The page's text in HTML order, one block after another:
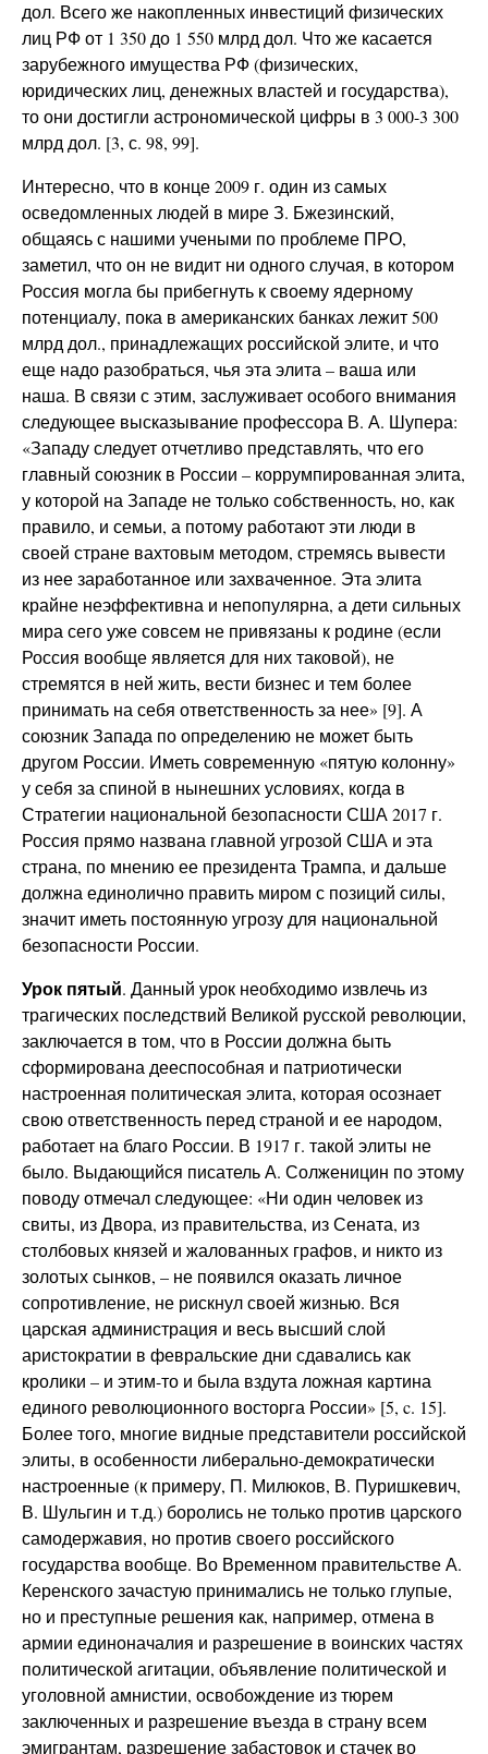
дол. Всего же накопленных инвестиций физических
лиц РФ от 1 350 до 1 550 млрд дол. Что же касается
зарубежного имущества РФ (физических,
юридических лиц, денежных властей и государства),
то они достигли астрономической цифры в 3 000-3 300
млрд дол. [3, с. 98, 99].
Интересно, что в конце 2009 г. один из самых
осведомленных людей в мире З. Бжезинский,
общаясь с нашими учеными по проблеме ПРО,
заметил, что он не видит ни одного случая, в котором
Россия могла бы прибегнуть к своему ядерному
потенциалу, пока в американских банках лежит 500
млрд дол., принадлежащих российской элите, и что
еще надо разобраться, чья эта элита – ваша или
наша. В связи с этим, заслуживает особого внимания
следующее высказывание профессора В. А. Шупера:
«Западу следует отчетливо представлять, что его
главный союзник в России – коррумпированная элита,
у которой на Западе не только собственность, но, как
правило, и семьи, а потому работают эти люди в
своей стране вахтовым методом, стремясь вывести
из нее заработанное или захваченное. Эта элита
крайне неэффективна и непопулярна, а дети сильных
мира сего уже совсем не привязаны к родине (если
Россия вообще является для них таковой), не
стремятся в ней жить, вести бизнес и тем более
принимать на себя ответственность за нее» [9]. А
союзник Запада по определению не может быть
другом России. Иметь современную «пятую колонну»
у себя за спиной в нынешних условиях, когда в
Стратегии национальной безопасности США 2017 г.
Россия прямо названа главной угрозой США и эта
страна, по мнению ее президента Трампа, и дальше
должна единолично править миром с позиций силы,
значит иметь постоянную угрозу для национальной
безопасности России.
Урок пятый. Данный урок необходимо извлечь из
трагических последствий Великой русской революции,
заключается в том, что в России должна быть
сформирована дееспособная и патриотически
настроенная политическая элита, которая осознает
свою ответственность перед страной и ее народом,
работает на благо России. В 1917 г. такой элиты не
было. Выдающийся писатель А. Солженицин по этому
поводу отмечал следующее: «Ни один человек из
свиты, из Двора, из правительства, из Сената, из
столбовых князей и жалованных графов, и никто из
золотых сынков, – не появился оказать личное
сопротивление, не рискнул своей жизнью. Вся
царская администрация и весь высший слой
аристократии в февральские дни сдавались как
кролики – и этим-то и была вздута ложная картина
единого революционного восторга России» [5, c. 15].
Более того, многие видные представители российской
элиты, в особенности либерально-демократически
настроенные (к примеру, П. Милюков, В. Пуришкевич,
В. Шульгин и т.д.) боролись не только против царского
самодержавия, но против своего российского
государства вообще. Во Временном правительстве А.
Керенского зачастую принимались не только глупые,
но и преступные решения как, например, отмена в
армии единоначалия и разрешение в воинских частях
политической агитации, объявление политической и
уголовной амнистии, освобождение из тюрем
заключенных и разрешение въезда в страну всем
эмигрантам, разрешение забастовок и стачек во